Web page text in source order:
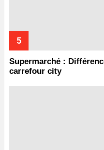
Supermarché :
carrefour city